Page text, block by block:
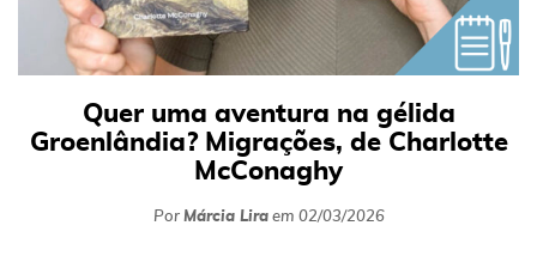
Quer uma aventura na gélida
Groenlândia? Migrações, de Charlotte
McConaghy
Por Márcia Liraem 02/03/2026